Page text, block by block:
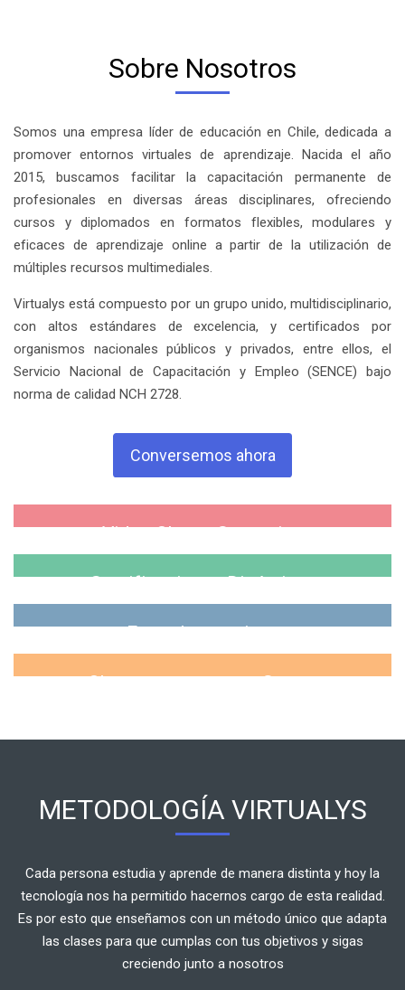
Sobre Nosotros
Somos una empresa líder de educación en Chile, dedicada a
promover entornos virtuales de aprendizaje. Nacida el año
2015, buscamos facilitar la capacitación permanente de
profesionales en diversas áreas disciplinares, ofreciendo
cursos y diplomados en formatos flexibles, modulares y
eficaces de aprendizaje online a partir de la utilización de
múltiples recursos multimediales.
Virtualys está compuesto por un grupo unido, multidisciplinario,
con altos estándares de excelencia, y certificados por
organismos nacionales públicos y privados, entre ellos, el
Servicio Nacional de Capacitación y Empleo (SENCE) bajo
norma de calidad NCH 2728.
Conversemos ahora
Video Clases Streaming
Gamificaciones Dinámicas
Foros Interactivos
Clases con recursos Scorm
METODOLOGÍA VIRTUALYS
Cada persona estudia y aprende de manera distinta y hoy la
tecnología nos ha permitido hacernos cargo de esta realidad.
Es por esto que enseñamos con un método único que adapta
las clases para que cumplas con tus objetivos y sigas
creciendo junto a nosotros